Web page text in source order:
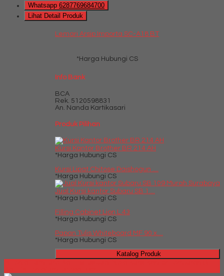
Whatsapp 6287769684700
Lihat Detail Produk
Lemari Arsip Importa SC-A18 BT
*Harga Hubungi CS
Info Bank
BCA
Rek. 5120598831
An. Nanda Kartikasari
Produk Pilihan
Kursi Kantor Brother BR 214 AH
*Harga Hubungi CS
Kursi Lipat Chitose Daishogun ....
*Harga Hubungi CS
Jual Kursi kantor Subaru SB 1....
*Harga Hubungi CS
Filling Cabinet Lion L.43
*Harga Hubungi CS
Papan Tulis Whiteboard MF 90 x....
*Harga Hubungi CS
Katalog Produk